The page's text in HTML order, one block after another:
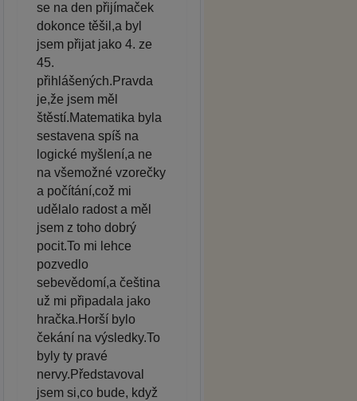
se na den přijímaček
dokonce těšil,a byl
jsem přijat jako 4. ze
45.
přihlášených.Pravda
je,že jsem měl
štěstí.Matematika byla
sestavena spíš na
logické myšlení,a ne
na všemožné vzorečky
a počítání,což mi
udělalo radost a měl
jsem z toho dobrý
pocit.To mi lehce
pozvedlo
sebevědomí,a čeština
už mi připadala jako
hračka.Horší bylo
čekání na výsledky.To
byly ty pravé
nervy.Představoval
jsem si,co bude, když